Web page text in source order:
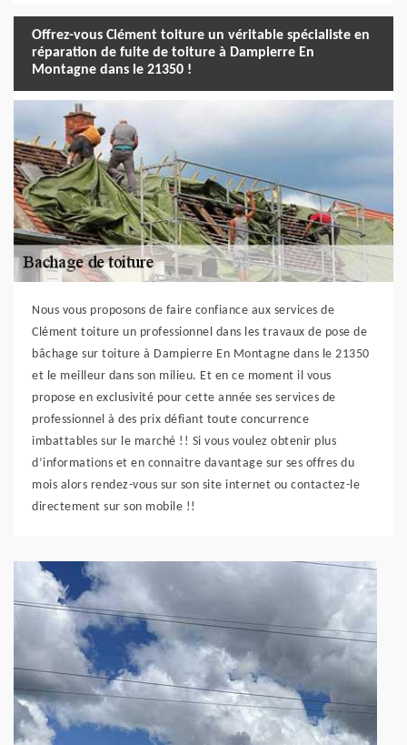
Offrez-vous Clément toiture un véritable spécialiste en
réparation de fuite de toiture à Dampierre En
Montagne dans le 21350 !
Nous vous proposons de faire confiance aux services de
Clément toiture un professionnel dans les travaux de pose de
bâchage sur toiture à Dampierre En Montagne dans le 21350
et le meilleur dans son milieu. Et en ce moment il vous
propose en exclusivité pour cette année ses services de
professionnel à des prix défiant toute concurrence
imbattables sur le marché !! Si vous voulez obtenir plus
d’informations et en connaitre davantage sur ses offres du
mois alors rendez-vous sur son site internet ou contactez-le
directement sur son mobile !!